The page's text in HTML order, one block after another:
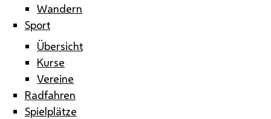
Wandern
Sport
Übersicht
Kurse
Vereine
Radfahren
Spielplätze